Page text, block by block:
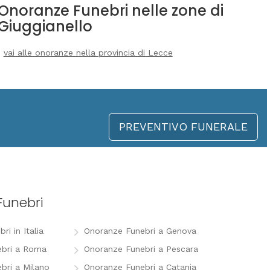
Funebri nelle zone di
vai alle onoranze nella provincia di Lecce
PREVENTIVO FUNERALE
in Italia
a Roma
a Milano
Onoranze Funebri a Genova
Onoranze Funebri a Pescara
Onoranze Funebri a Catania